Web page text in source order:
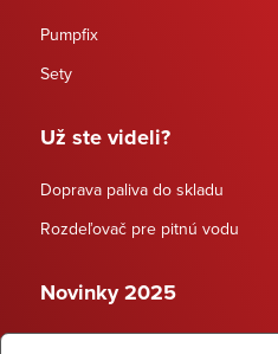
Pumpfix
Sety
Už ste videli?
Doprava paliva do skladu
Rozdeľovač pre pitnú vodu
Novinky 2025